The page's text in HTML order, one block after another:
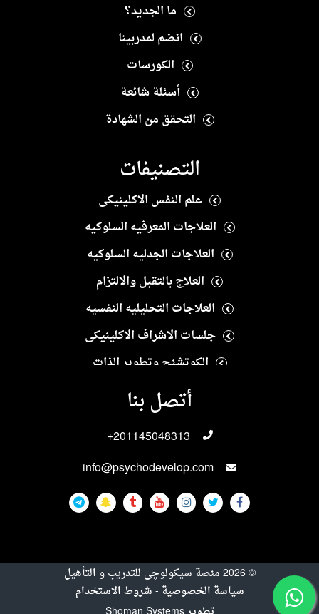
ما الجديد؟
انضم لمدربينا
الكورسات
أسئلة شائعة
التحقق من الشهادة
التصنيفات
علم النفس الاكلينيكى
العلاجات المعرفيه السلوكيه
العلاجات الجدليه السلوكيه
العلاج بالتقبل والالتزام
العلاجات التحليليه النفسيه
جلسات الاشراف الاكلينيكى
الكوتشنج وتطوير الذات
العلاج النفسى الايجابى
العلاجات الانسانيه
العلاجات الاسريه والزوجيه
الاختبارات والمقاييس النفسيه
علاجات الادمان
التربيه الخاصه
تدريبات سيكولوجي المجانية
أتصل بنا
+201145048313
info@psychodevelop.com
©
2026منصة سيكولوچى للتدريب و التأهيل
سياسة الخصوصية -شروط الاستخدام